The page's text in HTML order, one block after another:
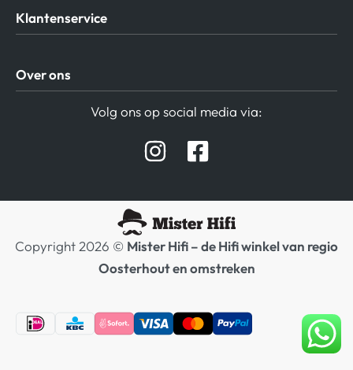
Klantenservice
Privacy beleid
Verzending / Retour
Over ons
Hifi winkel Raamsdonksveer
Volg ons op social media via:
Copyright 2026 © Mister Hifi – de Hifi winkel van regio
Oosterhout en omstreken